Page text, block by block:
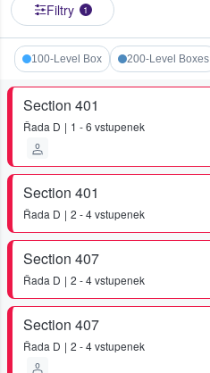
Filtry 1
100-Level Box 200-Level Boxes
Section 401
Řada D 1 - 6 vstupenek
Section 401
Řada D 2 - 4 vstupenek
Section 407
Řada D 2 - 4 vstupenek
Section 407
Řada D 2 - 4 vstupenek